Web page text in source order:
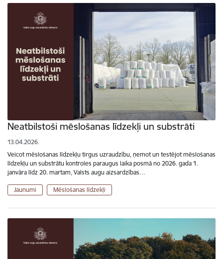
Neatbilstoši mēslošanas līdzekļi un substrāti
13.04.2026.
Veicot mēslošanas līdzekļu tirgus uzraudzību, ņemot un testējot mēslošanas
līdzekļu un substrātu kontroles paraugus laika posmā no 2026. gada 1.
janvāra līdz 20. martam, Valsts augu aizsardzības…
Jaunumi Mēslošanas līdzekļi